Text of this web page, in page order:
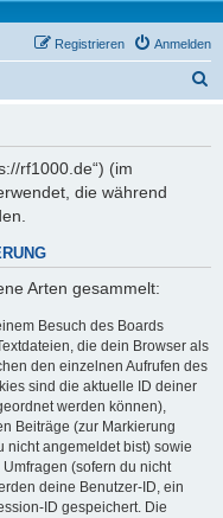
Anmelden
Registrieren
rf1000.de“) (im
die während
Arten gesammelt:
Besuch des Boards
die dein Browser als
den einzelnen Aufrufen des
sind die aktuelle ID deiner
werden können),
Beiträge (zur Markierung
nicht angemeldet bist) sowie
(sofern du nicht
deine Benutzer-ID, ein
ID gespeichert. Die